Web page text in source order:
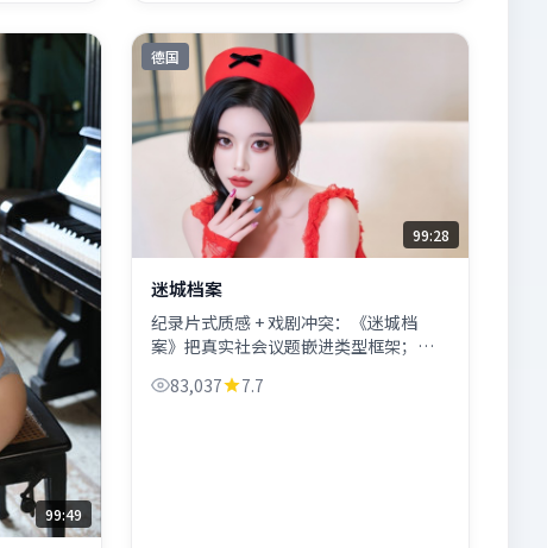
99:49
德国
99:28
迷城档案
纪录片式质感 + 戏剧冲突：《迷城档
案》把真实社会议题嵌进类型框架；奉
83,037 7.7